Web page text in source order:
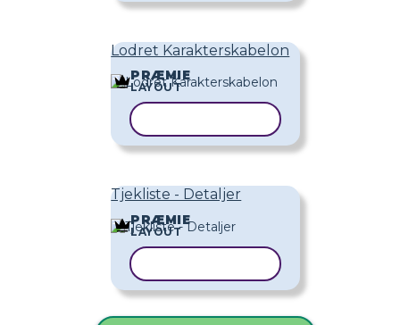
Lodret Karakterskabelon
PRÆMIE
LAYOUT
Tjekliste - Detaljer
PRÆMIE
LAYOUT